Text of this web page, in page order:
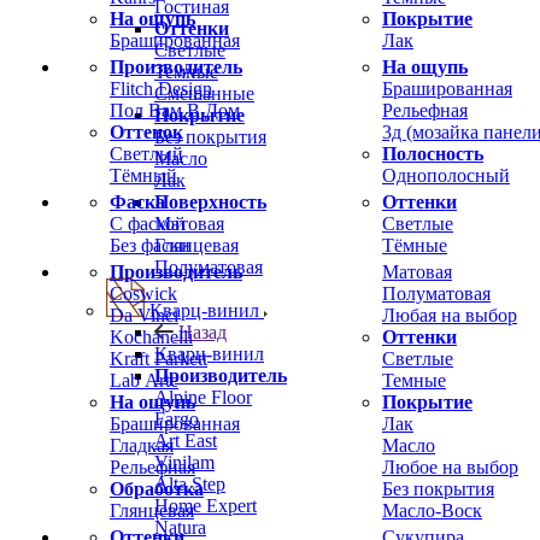
На ощупь
Брашированная
Покрытие
Лак
Производитель
Flitch Design
Пол Вам В Дом
Оттенок
Светлый
Тёмный
На ощупь
Брашированная
Рельефная
3д (мозайка
Полосность
Однополосный
Фаска
С фаской
Без фаски
Оттенки
Светлые
Тёмные
Производитель
Coswick
Da Vinci
Kochanelli
Kraft Parkett
Lab Arte
На ощупь
Брашированная
Гладкая
Рельефная
Обработка
Глянцевая
Матовая
Полуматовая
Любая на выбор
Оттенки
Светлые
Темные
Покрытие
Лак
Масло
Любое на выбор
Без покрытия
Масло-Воск
Гостиная
Оттенки
Светлые
Темные
Смешанные
Покрытие
Без покрытия
Масло
Лак
Поверхность
Матовая
Глянцевая
Полуматовая
Кварц-винил
Назад
Кварц-винил
Производитель
Alpine Floor
Fargo
Art East
Vinilam
Alta Step
Home Expert
Natura